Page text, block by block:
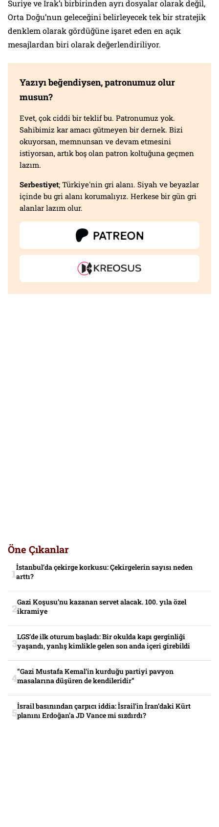
Suriye ve Irak’ı birbirinden ayrı dosyalar olarak değil,
Orta Doğu’nun geleceğini belirleyecek tek bir stratejik
denklem olarak gördüğüne işaret eden en açık
mesajlardan biri olarak değerlendiriliyor.
Yazıyı beğendiysen, patronumuz olur
musun?
Evet, çok ciddi bir teklif bu. Patronumuz yok.
Sahibimiz kar amacı gütmeyen bir dernek. Bizi
okuyorsan, memnunsan ve devam etmesini
istiyorsan, artık boş olan patron koltuğuna geçmen
lazım.
Serbestiyet; Türkiye'nin gri alanı. Siyah ve beyazlar
içinde bu gri alanı korumalıyız. Herkese bir gün gri
alanlar lazım olur.
Öne Çıkanlar
İstanbul’da çekirge korkusu: Çekirgelerin sayısı neden
arttı?
Gazi Koşusu’nu kazanan servet alacak. 100. yıla özel
ikramiye
LGS’de ilk oturum başladı: Bir okulda kapı gerginliği
yaşandı, yanlış kimlikle gelen son anda içeri girebildi
“Gazi Mustafa Kemal’in kurduğu partiyi pavyon
masalarına düşüren de kendileridir”
İsrail basınından çarpıcı iddia: İsrail’in İran’daki Kürt
planını Erdoğan’a JD Vance mi sızdırdı?